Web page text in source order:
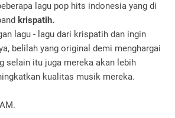
lagu pop hits indonesia yang di
krispatih.
lagu - lagu dari krispatih dan ingin
belilah yang original demi menghargai
selain itu juga mereka akan lebih
kualitas musik mereka.